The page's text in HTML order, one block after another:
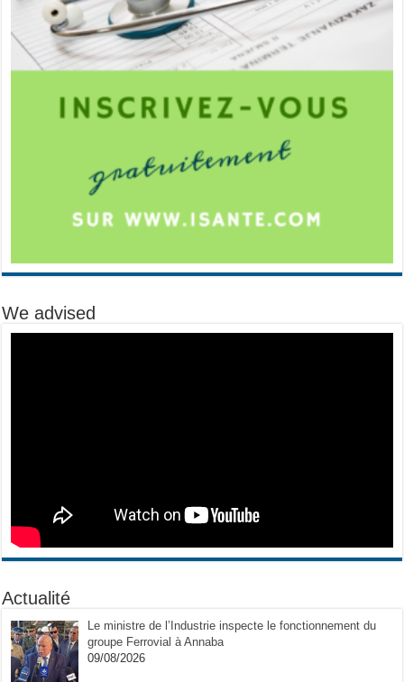
We advised
Actualité
Le ministre de l’Industrie inspecte le fonctionnement du
groupe Ferrovial à Annaba
09/08/2026